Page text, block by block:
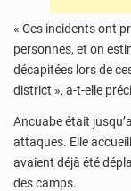
« Ces incidents ont
personnes, et on
décapitées lors de
district », a-t-elle
Ancuabe était
attaques. Elle
avaient déjà été
des camps.